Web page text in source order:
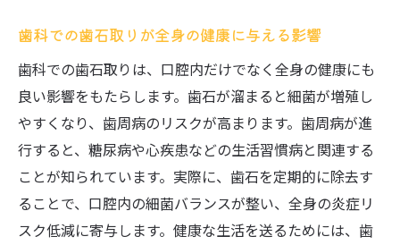
歯科での歯石取りが全身の健康に与える影響
歯科での歯石取りは、口腔内だけでなく全身の健康にも
良い影響をもたらします。歯石が溜まると細菌が増殖し
やすくなり、歯周病のリスクが高まります。歯周病が進
行すると、糖尿病や心疾患などの生活習慣病と関連する
ことが知られています。実際に、歯石を定期的に除去す
ることで、口腔内の細菌バランスが整い、全身の炎症リ
スク低減に寄与します。健康な生活を送るためには、歯